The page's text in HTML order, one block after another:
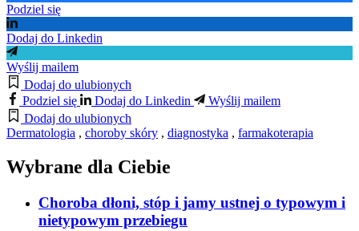
Podziel się
Dodaj do Linkedin
Wyślij mailem
Dodaj do ulubionych
Podziel się
Dodaj do Linkedin
Wyślij mailem
Dodaj do ulubionych
Dermatologia , choroby skóry , diagnostyka , farmakoterapia
Wybrane dla Ciebie
Choroba dłoni, stóp i jamy ustnej o typowym i
nietypowym przebiegu